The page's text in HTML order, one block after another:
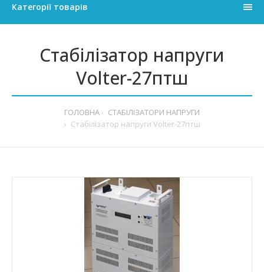
Категорії товарів
Стабілізатор напруги
Volter-27птш
ГОЛОВНА
СТАБІЛІЗАТОРИ НАПРУГИ
Стабілізатор напруги Volter-27птш